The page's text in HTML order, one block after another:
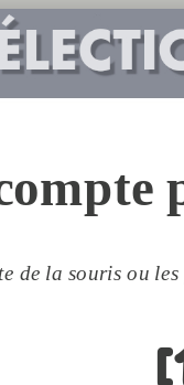
de la souris ou